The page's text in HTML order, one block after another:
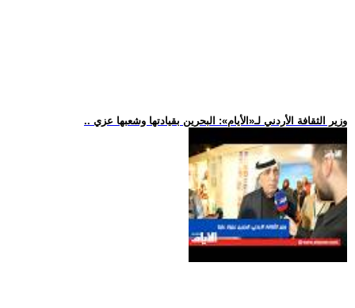
.. وزير الثقافة الأردني لـ«الأيام»: البحرين بقيادتها وشعبها عزي